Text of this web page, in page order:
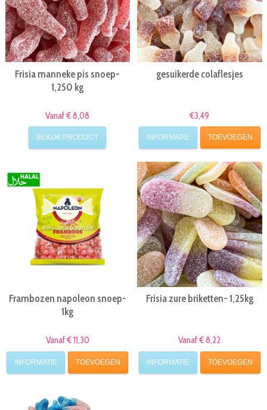
Frisia manneke pis snoep-
1,250 kg
Vanaf € 8,08
BEKIJK PRODUCT
gesuikerde colaflesjes
€3,49
INFORMATIE TOEVOEGEN
Frambozen napoleon snoep-
1kg
Vanaf € 11,30
INFORMATIE TOEVOEGEN
Frisia zure briketten- 1,25kg
Vanaf € 8,22
INFORMATIE TOEVOEGEN